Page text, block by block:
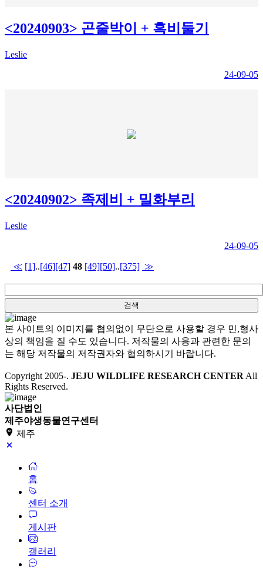
<20240903> 곤줄박이 + 흑비둘기
Leslie
24-09-05
<20240902> 족제비 + 밀화부리
Leslie
24-09-05
≪ [1]..[46][47] 48 [49][50]..[375] ≫
본 사이트의 이미지를 협의없이 무단으로 사용할 경우 민,형사
상의 책임을 질 수도 있습니다. 저작물의 사용과 관련한 문의
는 해당 저작물의 저작권자와 협의하시기 바랍니다.
Copyright 2005-. JEJU WILDLIFE RESEARCH CENTER All
Rights Reserved.
사단법인
제주야생동물연구센터
제주
홈
센터 소개
게시판
갤러리